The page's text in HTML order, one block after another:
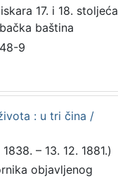
17. i 18. stoljeća
baština
9
: u tri čina /
– 13. 12. 1881.)
objavljenog